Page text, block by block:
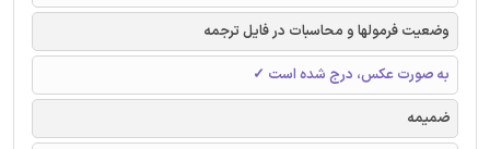
وضعیت فرمولها و محاسبات در فایل ترجمه
به صورت عکس، درج شده است ✓
ضمیمه